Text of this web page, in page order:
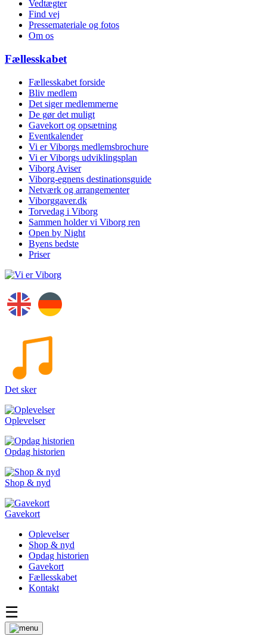
Vedtægter
Find vej
Pressemateriale og fotos
Om os
Fællesskabet
Fællesskabet forside
Bliv medlem
Det siger medlemmerne
De gør det muligt
Gavekort og opsætning
Eventkalender
Vi er Viborgs medlemsbrochure
Vi er Viborgs udviklingsplan
Viborg Aviser
Viborg-egnens destinationsguide
Netværk og arrangementer
Viborggaver.dk
Torvedag i Viborg
Sammen holder vi Viborg ren
Open by Night
Byens bedste
Priser
Det sker
Oplevelser
Opdag historien
Shop & nyd
Gavekort
Oplevelser
Shop & nyd
Opdag historien
Gavekort
Fællesskabet
Kontakt
☰